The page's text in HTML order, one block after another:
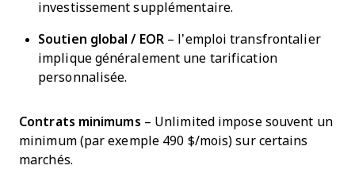
investissement supplémentaire.
Soutien global / EOR – l’emploi transfrontalier
implique généralement une tarification
personnalisée.
Contrats minimums – Unlimited impose souvent un
minimum (par exemple 490 $/mois) sur certains
marchés.